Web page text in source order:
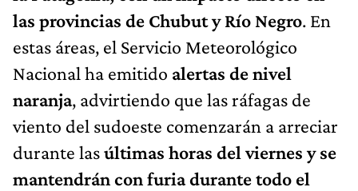
las provincias de Chubut y Río Negro. En
estas áreas, el Servicio Meteorológico
Nacional ha emitido alertas de nivel
naranja, advirtiendo que las ráfagas de
viento del sudoeste comenzarán a arreciar
durante lasúltimas horas del viernes y se
mantendrán con furia durante todo el